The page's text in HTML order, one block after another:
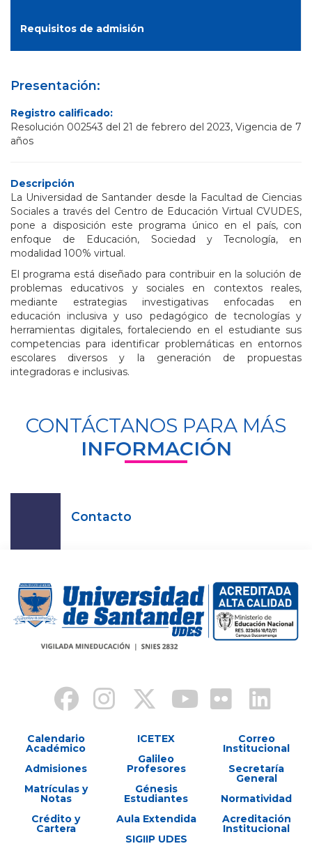
Requisitos de admisión
Presentación:
Registro calificado:
Resolución 002543 del 21 de febrero del 2023, Vigencia de 7
años
Descripción
La Universidad de Santander desde la Facultad de Ciencias
Sociales a través del Centro de Educación Virtual CVUDES,
pone a disposición este programa único en el país, con
enfoque de Educación, Sociedad y Tecnología, en
modalidad 100% virtual.
El programa está diseñado para contribuir en la solución de
problemas educativos y sociales en contextos reales,
mediante estrategias investigativas enfocadas en
educación inclusiva y uso pedagógico de tecnologías y
herramientas digitales, fortaleciendo en el estudiante sus
competencias para identificar problemáticas en entornos
escolares diversos y la generación de propuestas
integradoras e inclusivas.
CONTÁCTANOS PARA MÁS
INFORMACIÓN
Contacto
Calendario
Académico
Admisiones
Matrículas y
Notas
Crédito y
Cartera
ICETEX
Galileo
Profesores
Génesis
Estudiantes
Aula Extendida
SIGIIP UDES
Correo
Institucional
Secretaría
General
Normatividad
Acreditación
Institucional